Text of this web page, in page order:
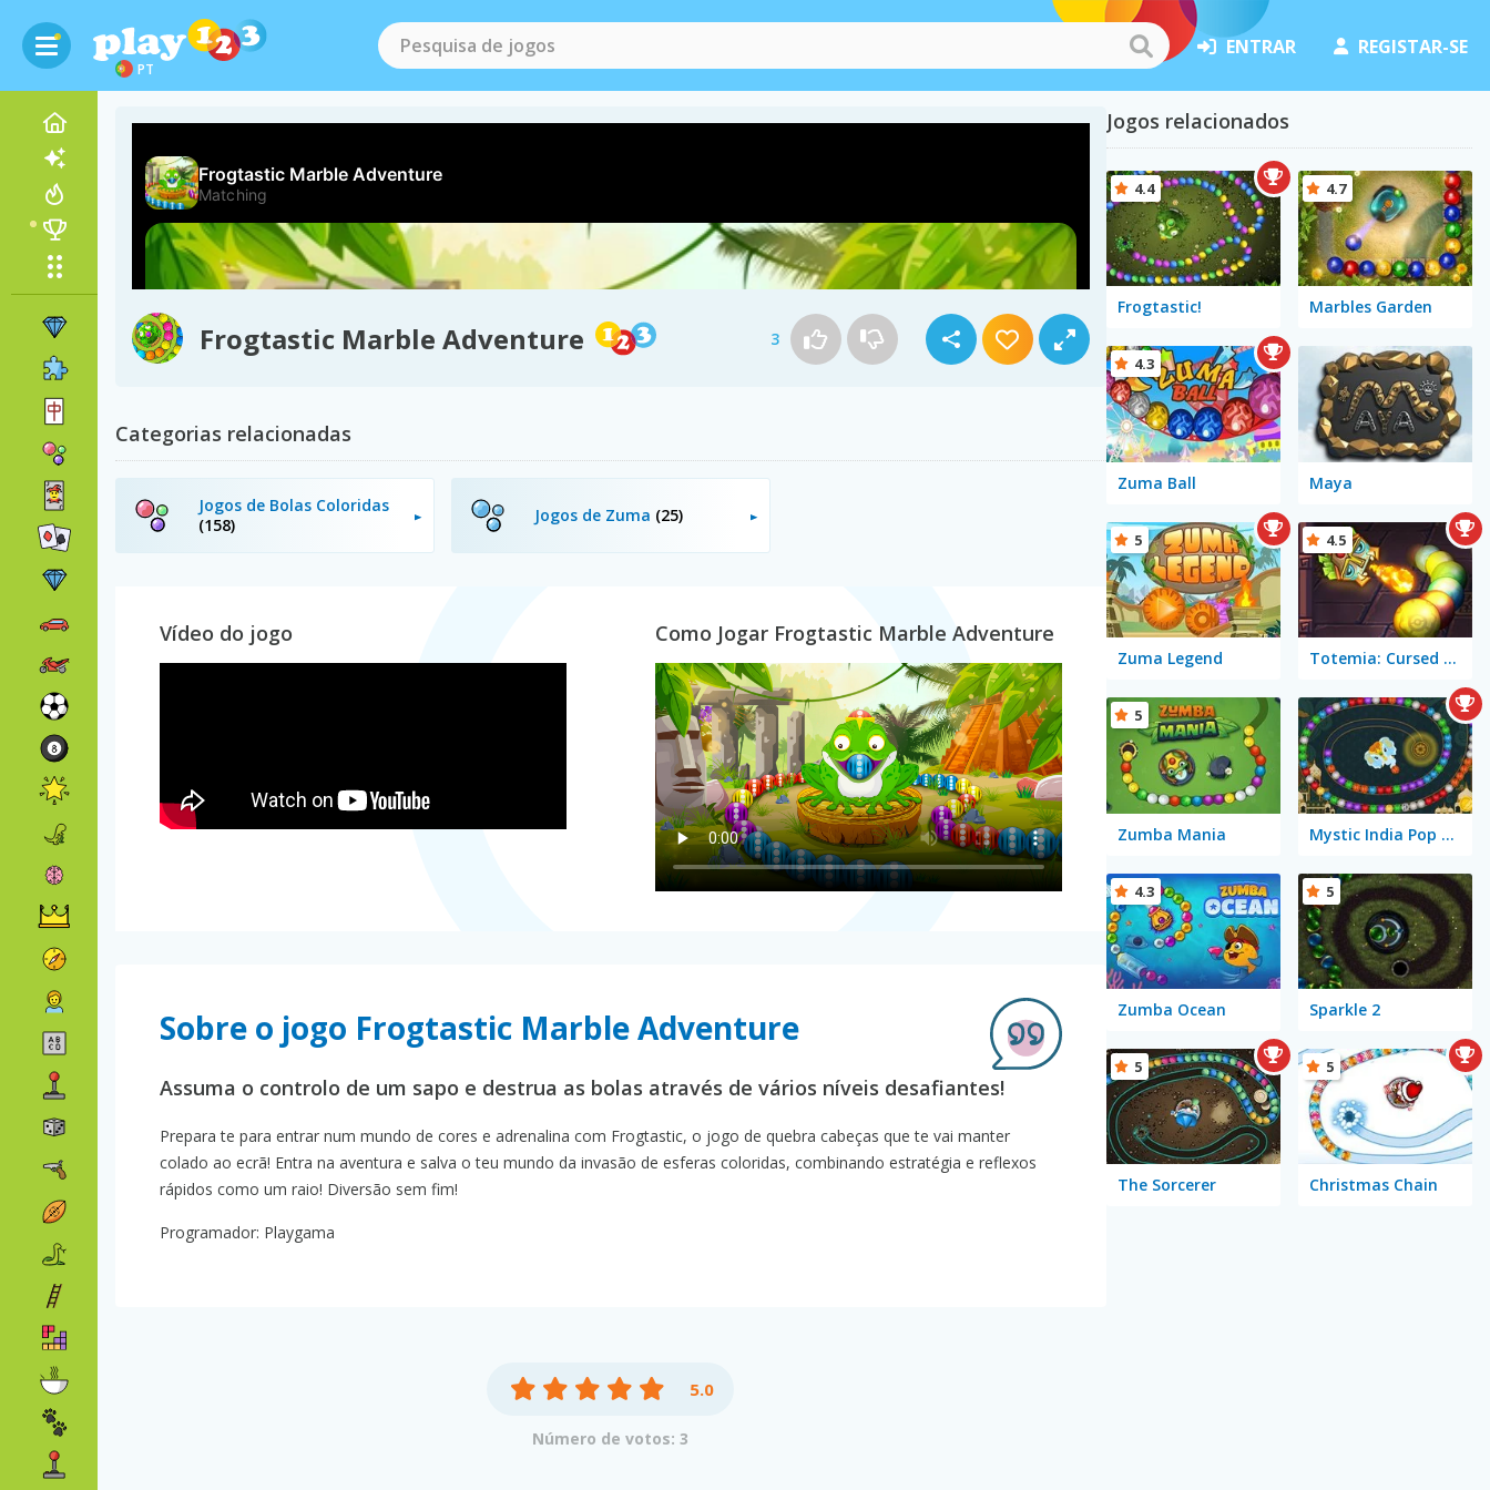
PT
ENTRAR REGISTAR-SE
Frogtastic Marble Adventure 3
Categorias relacionadas
Jogos de Bolas Coloridas
(158)
Jogos de Zuma (25)
Vídeo do jogo Como Jogar Frogtastic Marble Adventure
Sobre o jogo Frogtastic Marble Adventure
Assuma o controlo de um sapo e destrua as bolas através de vários níveis desafiantes!
Prepara te para entrar num mundo de cores e adrenalina com Frogtastic, o jogo de quebra cabeças que te vai manter
colado ao ecrã! Entra na aventura e salva o teu mundo da invasão de esferas coloridas, combinando estratégia e reflexos
rápidos como um raio! Diversão sem fim!
Programador: Playgama
5.0
Número de votos: 3
Jogos relacionados
Frogtastic!
4.4
Marbles Garden
4.7
Zuma Ball
4.3
Maya
Zuma Legend
5
Totemia: Cursed Marbles
4.5
Zumba Mania
5
Mystic India Pop Express
Zumba Ocean
4.3
Sparkle 2
5
The Sorcerer
5
Christmas Chain
5